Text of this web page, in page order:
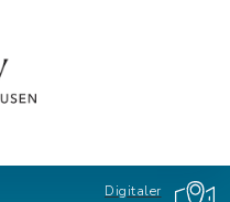
Digitaler